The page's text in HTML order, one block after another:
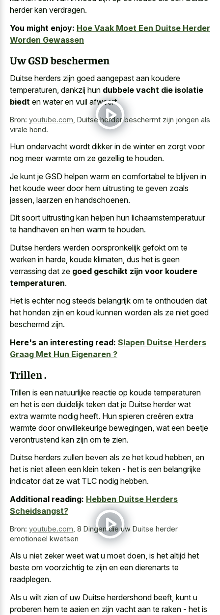
herder kan verdragen.
You might enjoy: Hoe Vaak Moet Een Duitse Herder
Worden Gewassen
Uw GSD beschermen
Duitse herders zijn goed aangepast aan koudere
temperaturen, dankzij hun dubbele vacht die isolatie
biedt en water en vuil afweert.
Bron: youtube.com Duitse herder beschermt zijn jongen als
virale hond.
Hun ondervacht wordt dikker in de winter en zorgt voor
nog meer warmte om ze gezellig te houden.
Je kunt je GSD helpen warm en comfortabel te blijven in
het koude weer door hem uitrusting te geven zoals
jassen, laarzen en handschoenen.
Dit soort uitrusting kan helpen hun lichaamstemperatuur
te handhaven en hen warm te houden.
Duitse herders werden oorspronkelijk gefokt om te
werken in harde, koude klimaten, dus het is geen
verrassing dat ze goed geschikt zijn voor koudere
temperaturen.
Het is echter nog steeds belangrijk om te onthouden dat
het honden zijn en koud kunnen worden als ze niet goed
beschermd zijn.
Here's an interesting read: Slapen Duitse Herders
Graag Met Hun Eigenaren ?
Trillen .
Trillen is een natuurlijke reactie op koude temperaturen
en het is een duidelijk teken dat je Duitse herder wat
extra warmte nodig heeft. Hun spieren creëren extra
warmte door onwillekeurige bewegingen, wat een beetje
verontrustend kan zijn om te zien.
Duitse herders zullen beven als ze het koud hebben, en
het is niet alleen een klein teken - het is een belangrijke
indicator dat ze wat TLC nodig hebben.
Additional reading: Hebben Duitse Herders
Scheidsangst?
Bron: youtube.com 8 Dingen die uw Duitse herder
emotioneel kwetsen
Als u niet zeker weet wat u moet doen, is het altijd het
beste om voorzichtig te zijn en een dierenarts te
raadplegen.
Als u wilt zien of uw Duitse herdershond beeft, kunt u
proberen hem te aaien en zijn vacht aan te raken - het is